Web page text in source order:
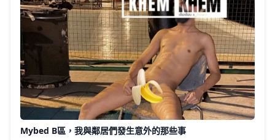
Mybed B區，我與鄰居們發生意外的那些事